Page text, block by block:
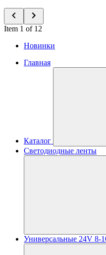
Item 1 of 12
Новинки
Главная
Каталог
Светодиодные ленты
Универсальные 24V 8-